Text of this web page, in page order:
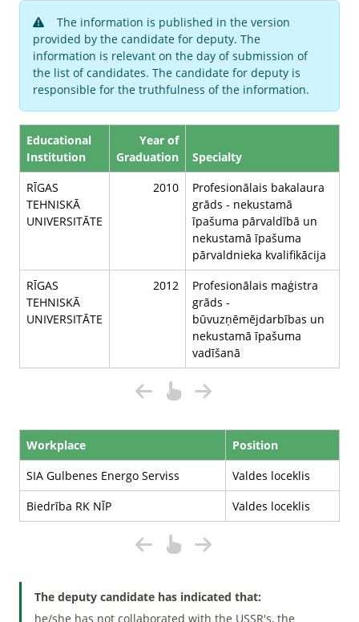
The information is published in the version
provided by the candidate for deputy. The
information is relevant on the day of submission of
the list of candidates. The candidate for deputy is
responsible for the truthfulness of the information.
Educational
Institution
Year of
Graduation
Specialty
RĪGAS
TEHNISKĀ
UNIVERSITĀTE
2010
Profesionālais bakalaura
grāds - nekustamā
īpašuma pārvaldībā un
nekustamā īpašuma
pārvaldnieka kvalifikācija
RĪGAS
TEHNISKĀ
UNIVERSITĀTE
2012
Profesionālais maģistra
grāds -
būvuzņēmējdarbības un
nekustamā īpašuma
vadīšanā
Workplace
Position
SIA Gulbenes Energo Serviss
Valdes loceklis
Biedrība RK NĪP
Valdes loceklis
The deputy candidate has indicated that:
he/she has not collaborated with the USSR's, the